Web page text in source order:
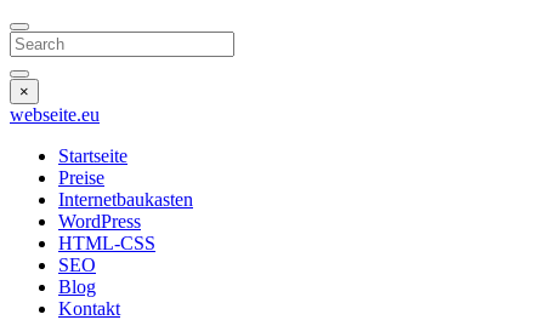
Search
×
webseite.eu
Startseite
Preise
Internetbaukasten
WordPress
HTML-CSS
SEO
Blog
Kontakt